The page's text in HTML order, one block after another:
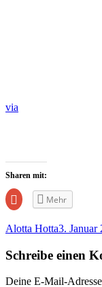
via
Sharen mit:
Zum
Teilen
anklicken
neuem
Fenster
Mehr
Alotta Hotta3. Januar
Schreibe einen
Deine E-Mail-